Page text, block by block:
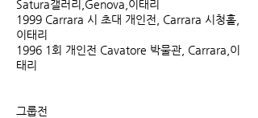
Satura갤러리,Genova,이태리
1999 Carrara 시 초대 개인전, Carrara 시청홀,
이태리
1996 1회 개인전 Cavatore 박물관, Carrara,이
태리
그룹전